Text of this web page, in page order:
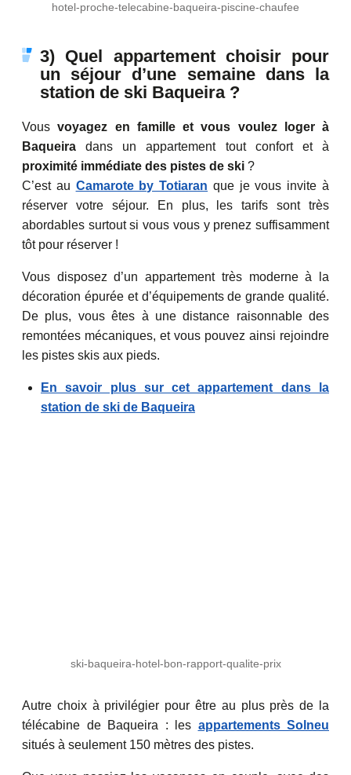
hotel-proche-telecabine-baqueira-piscine-chaufee
3) Quel appartement choisir pour
un séjour d’une semaine dans la
station de ski Baqueira ?
Vousvoyagez en famille et vous voulez loger à
Baqueira dans un appartement tout confort et à
proximité immédiate des pistes de ski ?
C’est au Camarote by Totiaran que je vous invite à
réserver votre séjour. En plus, les tarifs sont très
abordables surtout si vous vous y prenez suffisamment
tôt pour réserver !
Vous disposez d’un appartement très moderne à la
décoration épurée et d’équipements de grande qualité.
De plus, vous êtes à une distance raisonnable des
remontées mécaniques, et vous pouvez ainsi rejoindre
les pistes skis aux pieds.
En savoir plus sur cet appartement dans la
station de ski de Baqueira
ski-baqueira-hotel-bon-rapport-qualite-prix
Autre choix à privilégier pour être au plus près de la
télécabine de Baqueira : les appartements Solneu
situés à seulement 150 mètres des pistes.